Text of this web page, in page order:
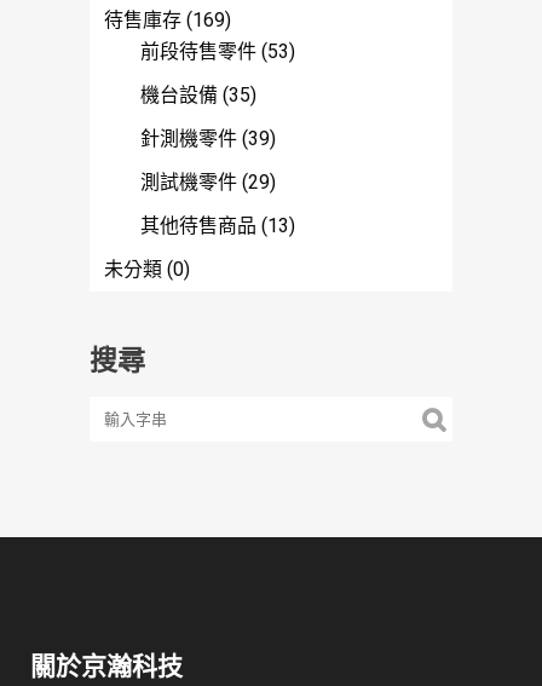
待售庫存 (169)
前段待售零件 (53)
機台設備 (35)
針測機零件 (39)
測試機零件 (29)
其他待售商品 (13)
未分類 (0)
搜尋
關於京瀚科技